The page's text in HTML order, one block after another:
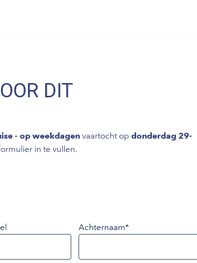
DIT
- op weekdagen vaartocht op donderdag 29-
in te vullen.
Achternaam*